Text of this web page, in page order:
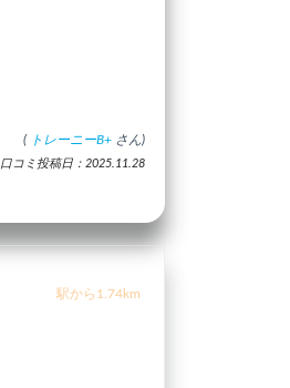
( トレーニーB+ さん)
口コミ投稿日：2025.11.28
駅から1.74km